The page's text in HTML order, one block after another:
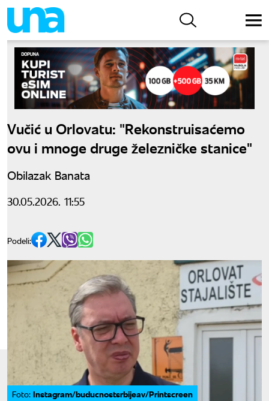
Vučić u Orlovatu: "Rekonstruisaćemo
ovu i mnoge druge železničke stanice"
Obilazak Banata
30.05.2026. 11:55
Podeli:
Foto: Instagram/buducnostsrbijeav/Printscreen